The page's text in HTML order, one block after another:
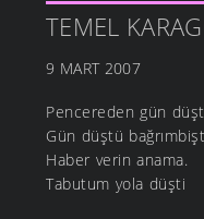
TEMEL
9 MART 2007
Pencereden gün
Gün düştü
Haber verin anama.
Tabutum yola düşti